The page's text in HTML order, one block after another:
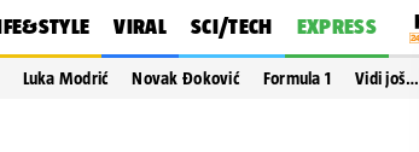
VIRAL SCI/TECH EXPRESS
Luka Modrić Novak Đoković Formula 1 Vidi još…